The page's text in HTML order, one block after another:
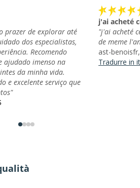
il mio oroscopo?
telefono?
o personalizzato?
aiuterà a trovare l'amore?
accettate?
al mio oroscopo se perdo l'email?
è grave?
prazer de explorar até
dos especialistas,
Recomendo
ajudado imenso na
da minha vida.
e excelente serviço que
j'ai acheté
"j'ai acheté
de meme
ast-
Tradurre in